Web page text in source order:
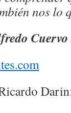
nos lo